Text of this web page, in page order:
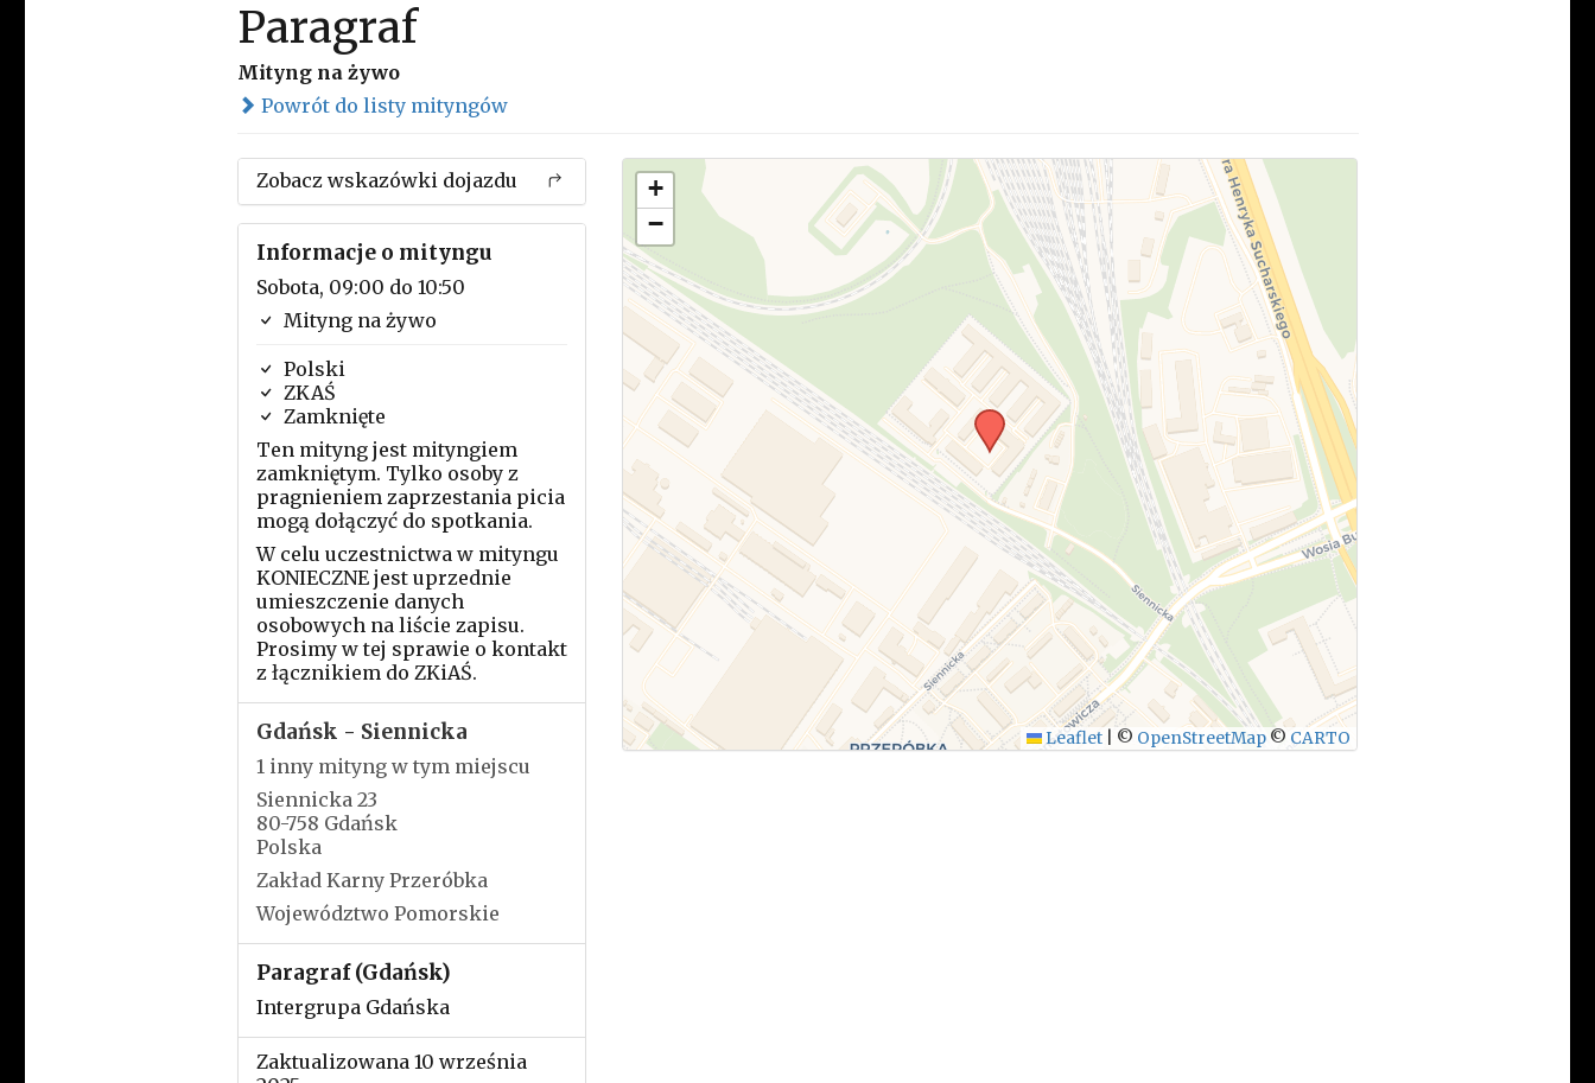
Paragraf
Mityng na żywo
Powrót do listy mityngów
Zobacz wskazówki dojazdu
Informacje o mityngu
Sobota, 09:00 do 10:50
Mityng na żywo
Polski
ZKAŚ
Zamknięte
Ten mityng jest mityngiem
zamkniętym. Tylko osoby z
pragnieniem zaprzestania picia
mogą dołączyć do spotkania.
W celu uczestnictwa w mityngu
KONIECZNE jest uprzednie
umieszczenie danych
osobowych na liście zapisu.
Prosimy w tej sprawie o kontakt
z łącznikiem do ZKiAŚ.
Gdańsk - Siennicka
1 inny mityng w tym miejscu
Siennicka 23
80-758 Gdańsk
Polska
Zakład Karny Przeróbka
Województwo Pomorskie
Paragraf (Gdańsk)
Intergrupa Gdańska
Zaktualizowana 10 września
+
−
Leaflet © OpenStreetMap © CARTO